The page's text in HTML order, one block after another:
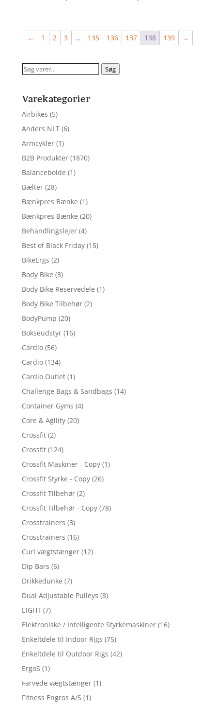
← 1 2 3 … 135 136 137 138 139 →
Søg
Søg
Varekategorier
Airbikes (5)
Anders NLT (6)
Armcykler (1)
B2B Produkter (1870)
Balancebolde (1)
Bælter (28)
Bænkpres Bænke (1)
Bænkpres Bænke (20)
Behandlingslejer (4)
Best of Black Friday (15)
BikeErgs (2)
Body Bike (3)
Body Bike Reservedele (1)
Body Bike Tilbehør (2)
BodyPump (20)
Bokseudstyr (16)
Cardio (56)
Cardio (134)
Cardio Outlet (1)
Challenge Bags & Sandbags (14)
Container Gyms (4)
Core & Agility (20)
Crossfit (2)
Crossfit (124)
Crossfit Maskiner - Copy (1)
Crossfit Styrke - Copy (26)
Crossfit Tilbehør (2)
Crossfit Tilbehør - Copy (78)
Crosstrainers (3)
Crosstrainers (16)
Curl vægtstænger (12)
Dip Bars (6)
Drikkedunke (7)
Dual Adjustable Pulleys (8)
EIGHT (7)
Elektroniske / Intelligente Styrkemaskiner (16)
Enkeltdele til Indoor Rigs (75)
Enkeltdele til Outdoor Rigs (42)
ErgoS (1)
Farvede vægtstænger (1)
Fitness Engros A/S (1)